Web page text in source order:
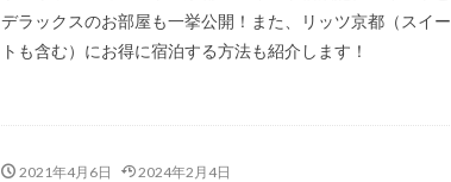
デラックスのお部屋も一挙公開！また、リッツ京都（スイー
トも含む）にお得に宿泊する方法も紹介します！
2021年4月6日 2024年2月4日